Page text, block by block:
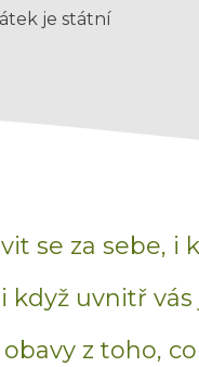
je státní
se za sebe, i
když uvnitř
z toho,